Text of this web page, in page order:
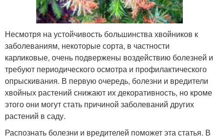
Несмотря на устойчивость большинства хвойников к
заболеваниям, некоторые сорта, в частности
карликовые, очень подвержены воздействию болезней и
требуют периодического осмотра и профилактического
опрыскивания. В первую очередь, болезни и вредители
хвойных растений снижают их декоративность, но кроме
этого они могут стать причиной заболеваний других
растений в саду.
Распознать болезни и вредителей поможет эта статья. В